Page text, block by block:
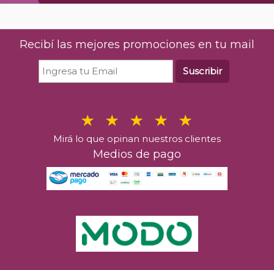
Recibí las mejores promociones en tu mail
Suscribir
Mirá lo que opinan nuestros clientes
Medios de pago